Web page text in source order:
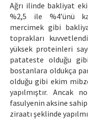
Ağrı ilinde bakliyat
%2,5 ile %4’ünü
mercimek gibi
toprakları
yüksek proteinleri
patateste olduğu
bostanlara oldukça
olduğu gibi ekim
yapılmıştır. Ancak
fasulyenin aksine
ziraatı şeklinde